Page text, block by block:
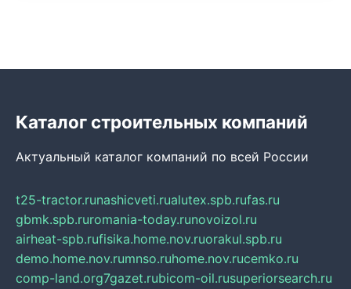
Каталог строительных компаний
Актуальный каталог компаний по всей России
t25-tractor.runashicveti.rualutex.spb.rufas.ru
gbmk.spb.ruromania-today.runovoizol.ru
airheat-spb.rufisika.home.nov.ruorakul.spb.ru
demo.home.nov.rumnso.ruhome.nov.rucemko.ru
comp-land.org7gazet.rubicom-oil.rusuperiorsearch.ru